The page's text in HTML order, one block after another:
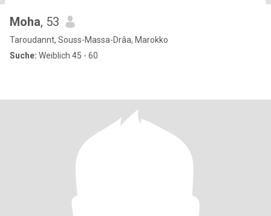
Moha, 53
Taroudannt, Souss-Massa-Drâa, Marokko
Suche: Weiblich 45 - 60